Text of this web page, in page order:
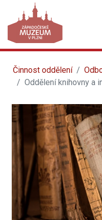
Činnost oddělení
Oddělení knihovny a